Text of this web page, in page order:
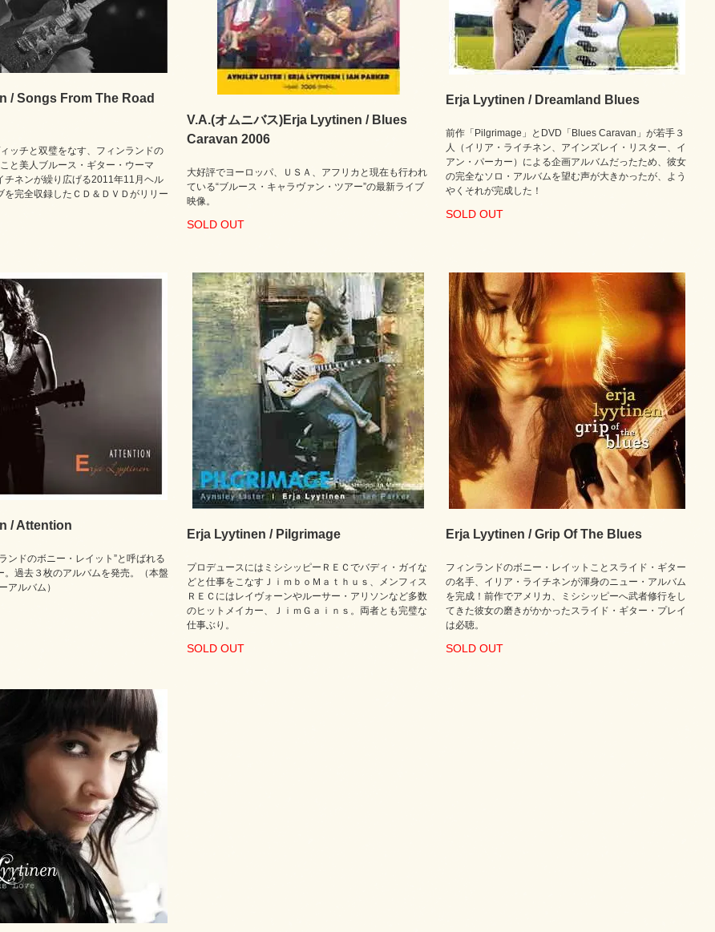
/ Songs From The Road
ッチと双璧をなす、フィンランドの
と美人ブルース・ギター・ウーマ
チネンが繰り広げる2011年11月ヘル
を完全収録したＣＤ＆ＤＶＤがリリー
V.A.(オムニバス)Erja Lyytinen / Blues
Caravan 2006
大好評でヨーロッパ、ＵＳＡ、アフリカと現在も行われ
ている“ブルース・キャラヴァン・ツアー”の最新ライブ
映像。
SOLD OUT
Erja Lyytinen / Dreamland Blues
前作「Pilgrimage」とDVD「Blues Caravan」が若手３
人（イリア・ライチネン、アインズレイ・リスター、イ
アン・パーカー）による企画アルバムだったため、彼女
の完全なソロ・アルバムを望む声が大きかったが、よう
やくそれが完成した！
SOLD OUT
/ Attention
ンドのボニー・レイット”と呼ばれる
。過去３枚のアルバムを発売。（本盤
アルバム）
Erja Lyytinen / Pilgrimage
プロデュースにはミシシッピーＲＥＣでバディ・ガイな
どと仕事をこなすＪｉｍｂｏＭａｔｈｕｓ、メンフィス
ＲＥＣにはレイヴォーンやルーサー・アリソンなど多数
のヒットメイカー、ＪｉｍＧａｉｎｓ。両者とも完璧な
仕事ぶり。
SOLD OUT
Erja Lyytinen / Grip Of The Blues
フィンランドのボニー・レイットことスライド・ギター
の名手、イリア・ライチネンが渾身のニュー・アルバム
を完成！前作でアメリカ、ミシシッピーへ武者修行をし
てきた彼女の磨きがかかったスライド・ギター・プレイ
は必聴。
SOLD OUT